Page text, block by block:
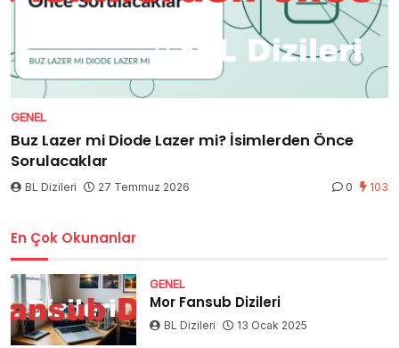
GENEL
Buz Lazer mi Diode Lazer mi? İsimlerden Önce
Sorulacaklar
BL Dizileri 27 Temmuz 2026 0 103
En Çok Okunanlar
GENEL
Mor Fansub Dizileri
BL Dizileri 13 Ocak 2025